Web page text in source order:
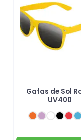
Gafas de Sol
UV400